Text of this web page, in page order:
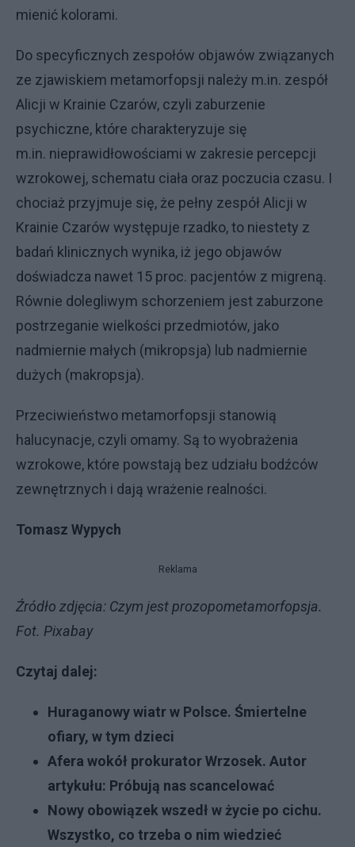
mienić kolorami.
Do specyficznych zespołów objawów związanych
ze zjawiskiem metamorfopsji należy m.in. zespół
Alicji w Krainie Czarów, czyli zaburzenie
psychiczne, które charakteryzuje się
m.in. nieprawidłowościami w zakresie percepcji
wzrokowej, schematu ciała oraz poczucia czasu. I
chociaż przyjmuje się, że pełny zespół Alicji w
Krainie Czarów występuje rzadko, to niestety z
badań klinicznych wynika, iż jego objawów
doświadcza nawet 15 proc. pacjentów z migreną.
Równie dolegliwym schorzeniem jest zaburzone
postrzeganie wielkości przedmiotów, jako
nadmiernie małych (mikropsja) lub nadmiernie
dużych (makropsja).
Przeciwieństwo metamorfopsji stanowią
halucynacje, czyli omamy. Są to wyobrażenia
wzrokowe, które powstają bez udziału bodźców
zewnętrznych i dają wrażenie realności.
Tomasz Wypych
Reklama
Źródło zdjęcia: Czym jest prozopometamorfopsja.
Fot. Pixabay
Czytaj dalej:
Huraganowy wiatr w Polsce. Śmiertelne
ofiary, w tym dzieci
Afera wokół prokurator Wrzosek. Autor
artykułu: Próbują nas scancelować
Nowy obowiązek wszedł w życie po cichu.
Wszystko, co trzeba o nim wiedzieć